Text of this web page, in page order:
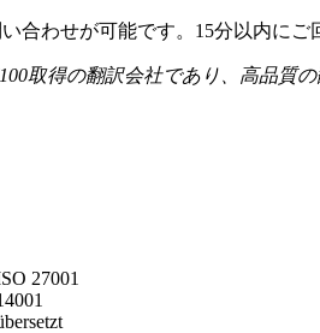
合わせが可能です。15分以内にご
取得の翻訳会社であり、高品質
27001